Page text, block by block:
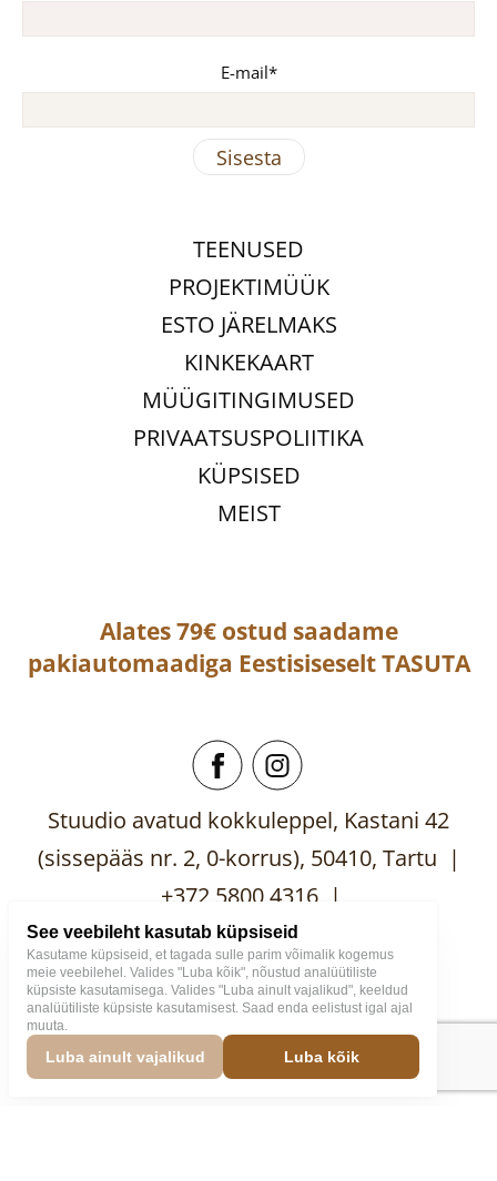
E-mail
TEENUSED
PROJEKTIMÜÜK
ESTO JÄRELMAKS
KINKEKAART
MÜÜGITINGIMUSED
PRIVAATSUSPOLIITIKA
KÜPSISED
MEIST
Alates 79€ ostud saadame
pakiautomaadiga EestisiseseltTASUTA
Stuudio avatud kokkuleppel, Kastani 42
(sissepääs nr. 2, 0-korrus), 50410, Tartu |
+372 5800 4316 |
mooblistuudio@gmail.com
VäikeMööblistuudio2026
See veebileht kasutab küpsiseid
Kasutame küpsiseid, et tagada sulle parim võimalik kogemus
meie veebilehel. Valides "Luba kõik", nõustud analüütiliste
küpsiste kasutamisega. Valides "Luba ainult vajalikud", keeldud
analüütiliste küpsiste kasutamisest. Saad enda eelistust igal ajal
muuta.
Luba ainult vajalikud Luba kõik